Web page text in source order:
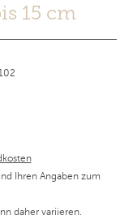
15 cm
Ihren Angaben zum
daher variieren.